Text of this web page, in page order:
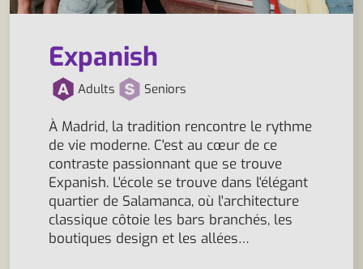
Expanish
Adults Seniors
À Madrid, la tradition rencontre le rythme
de vie moderne. C'est au cœur de ce
contraste passionnant que se trouve
Expanish. L'école se trouve dans l'élégant
quartier de Salamanca, où l'architecture
classique côtoie les bars branchés, les
boutiques design et les allées…